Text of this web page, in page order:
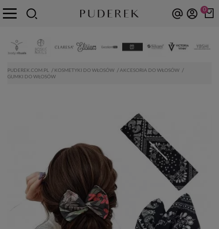
0
PUDEREK.COM.PL KOSMETYKI DO WŁOSÓW
AKCESORIA DO WŁOSÓW
GUMKI DO WŁOSÓW